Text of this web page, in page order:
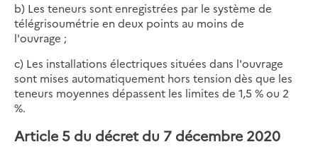
b) Les teneurs sont enregistrées par le système de
télégrisoumétrie en deux points au moins de
l'ouvrage ;
c) Les installations électriques situées dans l'ouvrage
sont mises automatiquement hors tension dès que les
teneurs moyennes dépassent les limites de 1,5 % ou 2
%.
Article 5 du décret du 7 décembre 2020